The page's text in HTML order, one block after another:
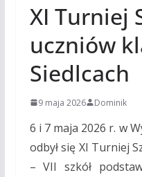
XI Turniej
uczniów
Siedlcach
9 maja 2026 Dominik
6 i 7 maja 2026 r. w
odbył się XI Turniej
– VII szkół